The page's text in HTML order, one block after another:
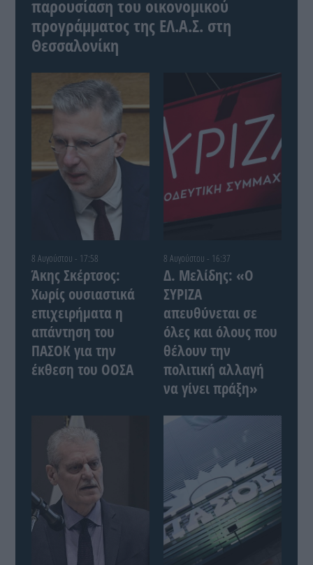
παρουσίαση του οικονομικού
προγράμματος της ΕΛ.Α.Σ. στη
Θεσσαλονίκη
8 Αυγούστου - 17:58
Άκης Σκέρτσος:
Χωρίς ουσιαστικά
επιχειρήματα η
απάντηση του
ΠΑΣΟΚ για την
έκθεση του ΟΟΣΑ
8 Αυγούστου - 16:37
Δ. Μελίδης: «Ο
ΣΥΡΙΖΑ
απευθύνεται σε
όλες και όλους που
θέλουν την
πολιτική αλλαγή
να γίνει πράξη»